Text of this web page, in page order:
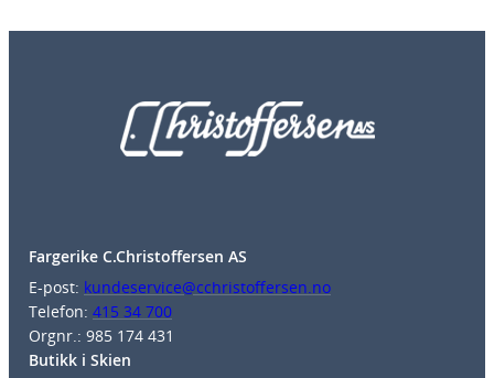
Fargerike C.Christoffersen AS
E-post: kundeservice@cchristoffersen.no
Telefon: 415 34 700
Orgnr.: 985 174 431
Butikk i Skien